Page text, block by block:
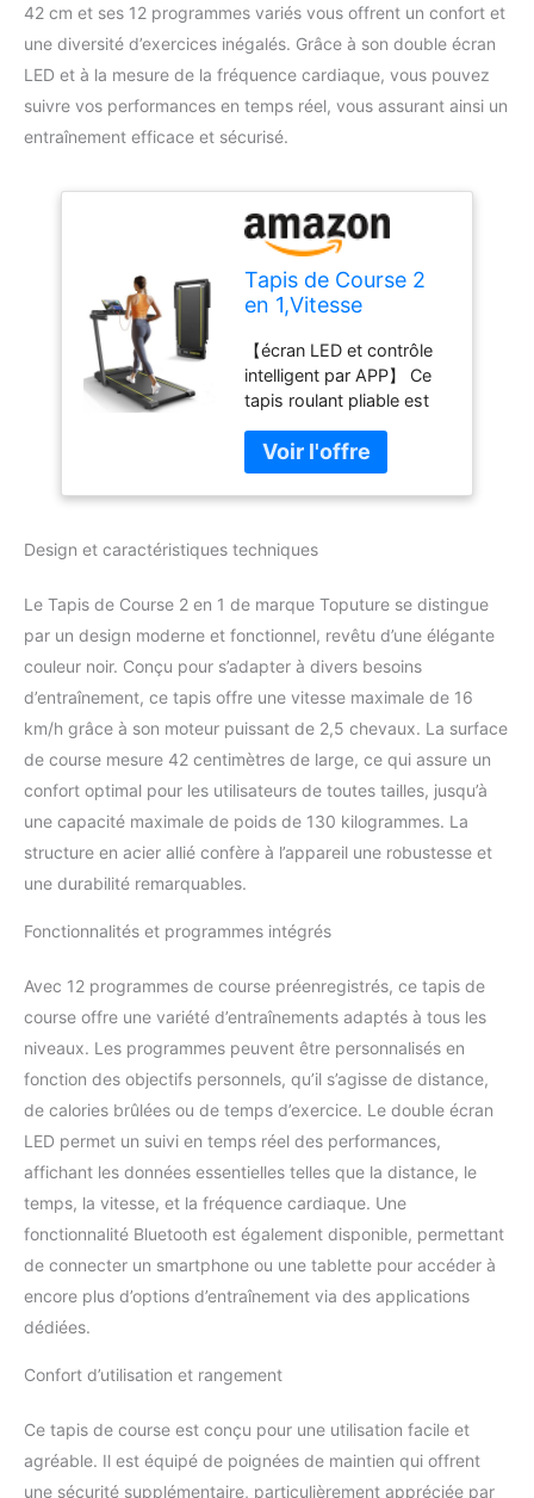
42 cm et ses 12 programmes variés vous offrent un confort et
une diversité d’exercices inégalés. Grâce à son double écran
LED et à la mesure de la fréquence cardiaque, vous pouvez
suivre vos performances en temps réel, vous assurant ainsi un
entraînement efficace et sécurisé.
Tapis de Course 2
en 1,Vitesse
km/h,2.5HP,Tapis
Roulant électrique
Pliant,Extra Large
40cm,écran LED, 12
programmes de
Course,Mesure de la
fréquence
【écran LED et contrôle
intelligent par APP】 Ce
tapis roulant pliable est
multifonctionnel qui
affiche la vitesse, la
distance, le temps et les
Vous pouvez régler la
l'écran tactile ou la
télécommande du tapis
roulant. Les tapis roulants
domestiques peuvent
être connectés à des
applications telles que «
FITSHOW » et divers
cours de formation
peuvent être mis en
œuvre à la maison ou en
salle de sport. 【2 en 1
maison dispose de 12
offrant une variété de
modes d'exercice. Il peut
être utilisé comme tapis
de marche avec une
vitesse de 1 à 8 km/h ou
comme tapis roulant
avec une vitesse de 1 à
10 km/h pour répondre à
vos différents besoins
d'entraînement. Le
bouton Pause vous
pause pendant votre
entraînement sans vous
d'entraînement. 【Haut-
moniteur de fréquence
cardiaque】 Connectez
votre téléphone au haut-
Design et caractéristiques techniques
Le Tapis de Course 2 en 1 de marque Toputure se distingue
par un design moderne et fonctionnel, revêtu d’une élégante
couleur noir. Conçu pour s’adapter à divers besoins
d’entraînement, ce tapis offre une vitesse maximale de 16
km/h grâce à son moteur puissant de 2,5 chevaux. La surface
de course mesure 42 centimètres de large, ce qui assure un
confort optimal pour les utilisateurs de toutes tailles, jusqu’à
une capacité maximale de poids de 130 kilogrammes. La
structure en acier allié confère à l’appareil une robustesse et
une durabilité remarquables.
Fonctionnalités et programmes intégrés
Avec 12 programmes de course préenregistrés, ce tapis de
course offre une variété d’entraînements adaptés à tous les
niveaux. Les programmes peuvent être personnalisés en
fonction des objectifs personnels, qu’il s’agisse de distance,
de calories brûlées ou de temps d’exercice. Le double écran
LED permet un suivi en temps réel des performances,
affichant les données essentielles telles que la distance, le
temps, la vitesse, et la fréquence cardiaque. Une
fonctionnalité Bluetooth est également disponible, permettant
de connecter un smartphone ou une tablette pour accéder à
encore plus d’options d’entraînement via des applications
dédiées.
Confort d’utilisation et rangement
Ce tapis de course est conçu pour une utilisation facile et
agréable. Il est équipé de poignées de maintien qui offrent
une sécurité supplémentaire, particulièrement appréciée par